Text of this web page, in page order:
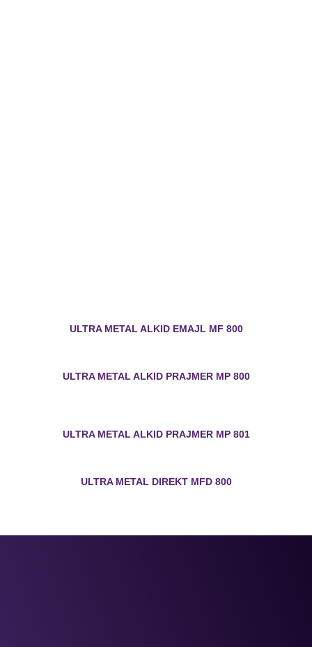
ULTRA METAL ALKID EMAJL MF 800
ULTRA METAL ALKID PRAJMER MP 800
ULTRA METAL ALKID PRAJMER MP 801
ULTRA METAL DIREKT MFD 800